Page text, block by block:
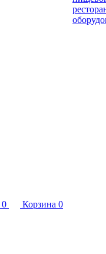
0 Корзина 0